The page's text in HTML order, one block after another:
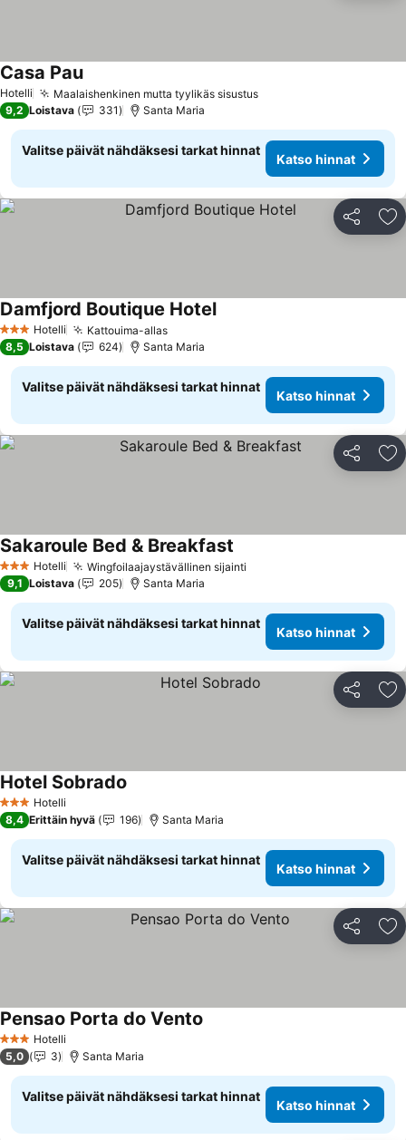
Hotelli Maalaishenkinen mutta tyylikäs sisustus
Casa Pau
9,2 Loistava 331 Santa Maria
Valitse päivät nähdäksesi tarkat hinnat
Katso hinnat
Jaa
3 Tähtiluokitus
Hotelli Kattouima-allas
Damfjord Boutique Hotel
8,5 Loistava 624 Santa Maria
Valitse päivät nähdäksesi tarkat hinnat
Katso hinnat
Jaa
3 Tähtiluokitus
Hotelli Wingfoilaajaystävällinen sijainti
Sakaroule Bed & Breakfast
9,1 Loistava 205 Santa Maria
Valitse päivät nähdäksesi tarkat hinnat
Katso hinnat
Jaa
3 Tähtiluokitus
Hotelli
Hotel Sobrado
8,4 Erittäin hyvä 196 Santa Maria
Valitse päivät nähdäksesi tarkat hinnat
Katso hinnat
Jaa
3 Tähtiluokitus
Hotelli
Pensao Porta do Vento
5,0 3 Santa Maria
Valitse päivät nähdäksesi tarkat hinnat
Katso hinnat